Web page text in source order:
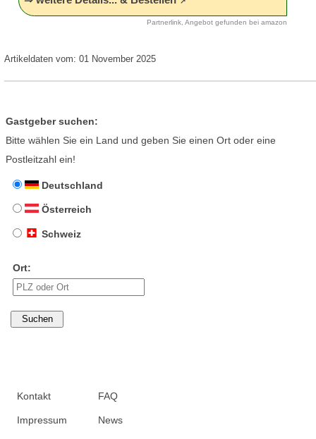
Partnerlink, Angebot gefunden bei amazon
Artikeldaten vom: 01 November 2025
Gastgeber suchen:
Bitte wählen Sie ein Land und geben Sie einen Ort oder eine
Postleitzahl ein!
Deutschland
Österreich
Schweiz
Ort:
Kontakt
Impressum
FAQ
News